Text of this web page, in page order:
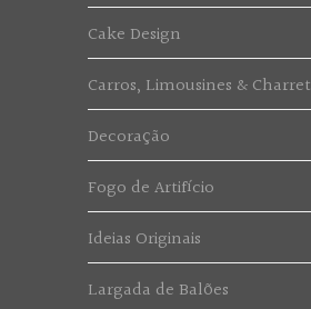
Cake Design
Carros, Limousines & Charret
Decoração
Fogo de Artifício
Ideias Originais
Largada de Balões